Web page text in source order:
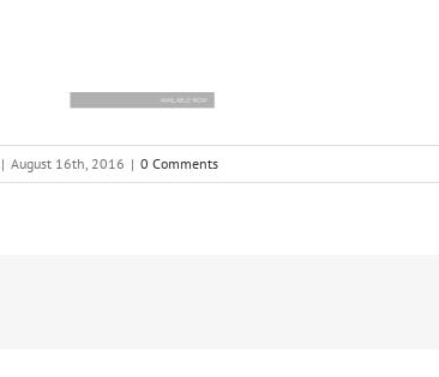
| August 16th, 2016 | 0 Comments